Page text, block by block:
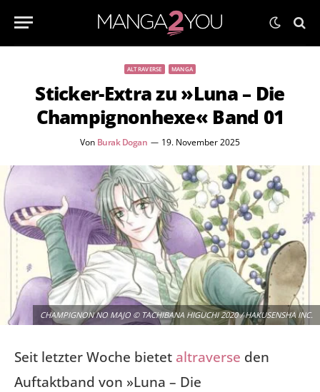
ALTRAVERSE MANGA
Sticker-Extra zu »Luna – Die
Champignonhexe« Band 01
Von Burak Dogan 19. November 2025
CHAMPIGNON NO MAJO © TACHIBANA HIGUCHI 2020 / HAKUSENSHA INC.
Seit letzter Woche bietet altraverse den
Auftaktband von »Luna – Die